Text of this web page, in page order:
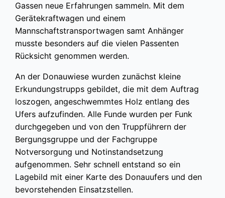
Gassen neue Erfahrungen sammeln. Mit dem
Gerätekraftwagen und einem
Mannschaftstransportwagen samt Anhänger
musste besonders auf die vielen Passenten
Rücksicht genommen werden.
An der Donauwiese wurden zunächst kleine
Erkundungstrupps gebildet, die mit dem Auftrag
loszogen, angeschwemmtes Holz entlang des
Ufers aufzufinden. Alle Funde wurden per Funk
durchgegeben und von den Truppführern der
Bergungsgruppe und der Fachgruppe
Notversorgung und Notinstandsetzung
aufgenommen. Sehr schnell entstand so ein
Lagebild mit einer Karte des Donauufers und den
bevorstehenden Einsatzstellen.